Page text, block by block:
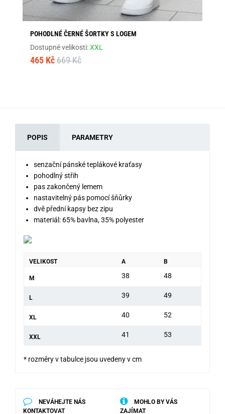
POHODLNÉ ČERNÉ ŠORTKY S LOGEM
Dostupné velikosti:XXL
465 Kč 669 Kč
POPIS PARAMETRY
senzační pánské teplákové kraťasy
pohodlný střih
pas zakončený lemem
nastavitelný pás pomocí šňůrky
dvě přední kapsy bez zipu
materiál: 65% bavlna, 35% polyester
VELIKOST A B
M 38 48
L 39 49
XL 40 52
XXL 41 53
* rozměry v tabulce jsou uvedeny v cm
NEVÁHEJTE NÁS
KONTAKTOVAT
MOHLO BY VÁS
ZAJÍMAT